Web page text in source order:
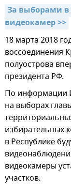
За выборами в
видеокамер >>
18 марта 2018
воссоединения
полуострова
президента РФ.
По информации
на выборах
избирательных
в Республике
видеокамеры
участков.